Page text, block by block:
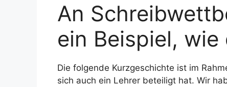
An
ein Beispiel, wie
Die folgende Kurzgeschichte ist im
sich auch ein Lehrer beteiligt hat. Wir